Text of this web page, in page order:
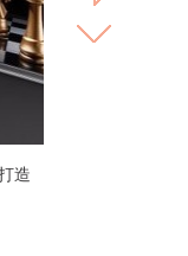
造